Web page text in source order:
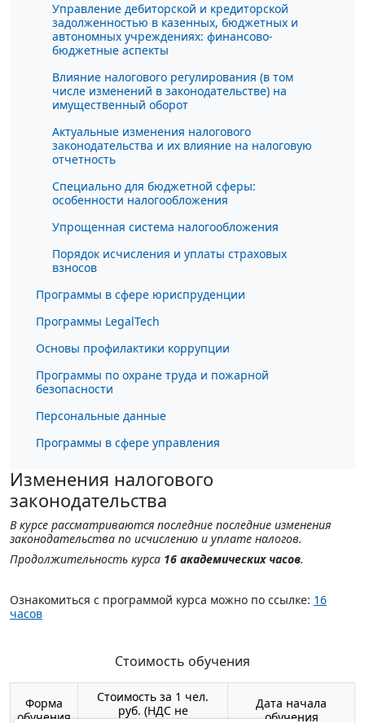
Управление дебиторской и кредиторской
задолженностью в казенных, бюджетных и
автономных учреждениях: финансово-
бюджетные аспекты
Влияние налогового регулирования (в том
числе изменений в законодательстве) на
имущественный оборот
Актуальные изменения налогового
законодательства и их влияние на налоговую
отчетность
Специально для бюджетной сферы:
особенности налогообложения
Упрощенная система налогообложения
Порядок исчисления и уплаты страховых
взносов
Программы в сфере юриспруденции
Программы LegalTech
Основы профилактики коррупции
Программы по охране труда и пожарной
безопасности
Персональные данные
Программы в сфере управления
Изменения налогового
законодательства
В курсе рассматриваются последние последние изменения
законодательства по исчислению и уплате налогов.
Продолжительность курса 16 академических часов.
Ознакомиться с программой курса можно по ссылке: 16
часов
Стоимость обучения
Форма
обучения
Стоимость за 1 чел.
руб. (НДС не
Дата начала
обучения